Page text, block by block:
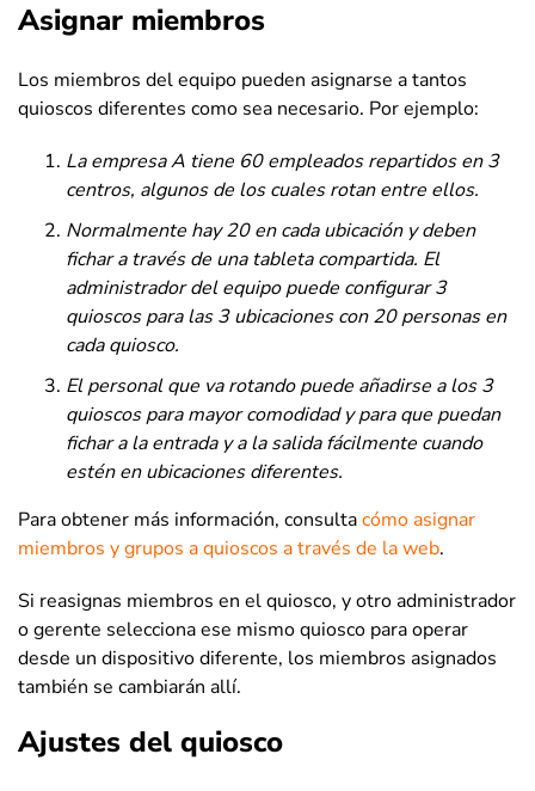
Asignar miembros
Los miembros del equipo pueden asignarse a tantos
quioscos diferentes como sea necesario. Por ejemplo:
La empresa A tiene 60 empleados repartidos en 3
centros, algunos de los cuales rotan entre ellos.
Normalmente hay 20 en cada ubicación y deben
fichar a través de una tableta compartida. El
administrador del equipo puede configurar 3
quioscos para las 3 ubicaciones con 20 personas en
cada quiosco.
El personal que va rotando puede añadirse a los 3
quioscos para mayor comodidad y para que puedan
fichar a la entrada y a la salida fácilmente cuando
estén en ubicaciones diferentes.
Para obtener más información, consultacómo asignar
miembros y grupos a quioscos a través de la web.
Si reasignas miembros en el quiosco, y otro administrador
o gerente selecciona ese mismo quiosco para operar
desde un dispositivo diferente, los miembros asignados
también se cambiarán allí.
Ajustes del quiosco